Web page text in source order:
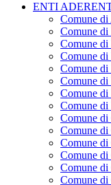
ENTI
Comune di
Comune
Comune di
Comune di
Comune di
Comune di
Comune di
Comune di
Comune di
Comune di
Comune di
Comune di
Comune di
Comune di